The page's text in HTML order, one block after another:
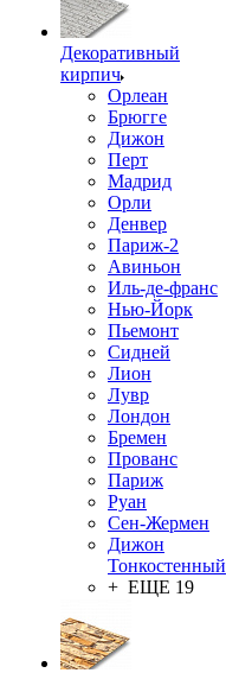
Декоративный
кирпич
Орлеан
Брюгге
Дижон
Перт
Мадрид
Орли
Денвер
Париж-2
Авиньон
Иль-де-франс
Нью-Йорк
Пьемонт
Сидней
Лион
Лувр
Лондон
Бремен
Прованс
Париж
Руан
Сен-Жермен
Дижон
Тонкостенный
+ ЕЩЕ 19